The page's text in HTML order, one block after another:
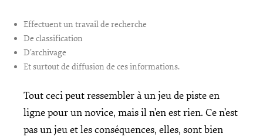
Effectuent un travail de recherche
De classification
D’archivage
Et surtout de diffusion de ces informations.
Tout ceci peut ressembler à un jeu de piste en
ligne pour un novice, mais il n’en est rien. Ce n’est
pas un jeu et les conséquences, elles, sont bien